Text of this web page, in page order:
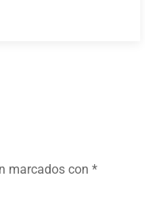
marcados con *